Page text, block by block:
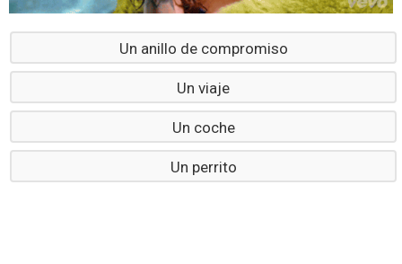
Un anillo de compromiso
Un viaje
Un coche
Un perrito